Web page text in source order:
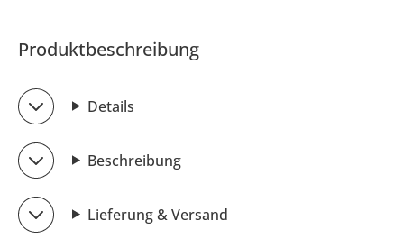
Produktbeschreibung
Details
Beschreibung
Lieferung & Versand